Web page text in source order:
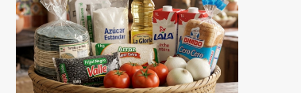
proyecta un cierre de año marcado por una
ocupación hotelera robusta, una
conectividad aérea en ascenso y una
derrama económica sin precedentes. Las
proyecciones para este periodo vacacional